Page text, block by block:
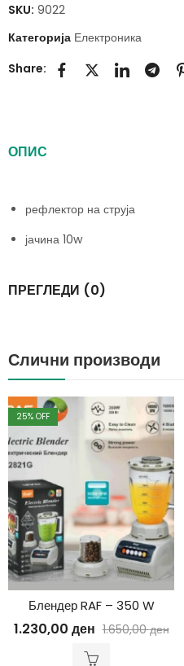
SKU: 9022
Категорија Електроника
Share:
ОПИС
рефлектор на струја
јачина 10w
ПРЕГЛЕДИ (0)
Слични производи
25% OFF
Блендер RAF – 350 W
1.230,00 ден 1.650,00ден